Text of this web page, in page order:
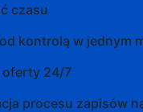
czasu
kontrolą w jednym
24/7
procesu zapisów